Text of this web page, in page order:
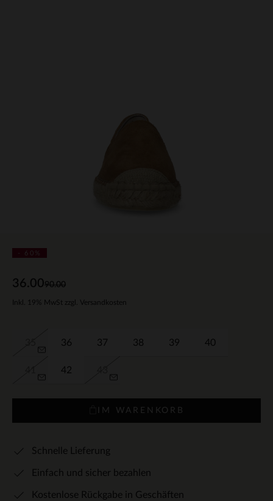
- 60%
90.00
36.00
Inkl. 19% MwSt zzgl. Versandkosten
36 37 38 39 40
42
IM WARENKORB
Schnelle Lieferung
Einfach und sicher bezahlen
Kostenlose Rückgabe in Geschäften